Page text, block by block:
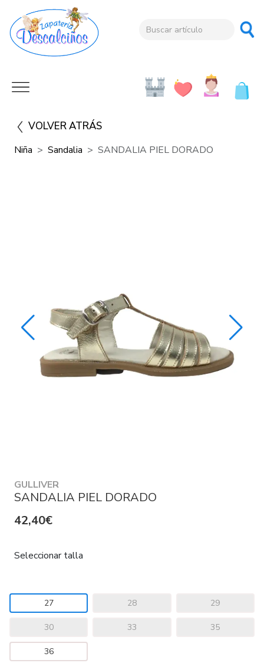
VOLVER ATRÁS
Niña Sandalia SANDALIA PIEL DORADO
GULLIVER
SANDALIA PIEL DORADO
42,40€
Seleccionar talla
27 28 29
30 33 35
36